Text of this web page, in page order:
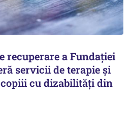
recuperare a Fundației
servicii de terapie și
cu dizabilități din